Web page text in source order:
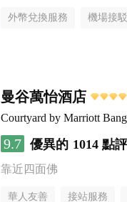
外幣兌換服務 機場接
曼谷萬怡酒店
Courtyard by Marriott
9.7 優異的 1014 點評
靠近四面佛
華人友善 接站服務